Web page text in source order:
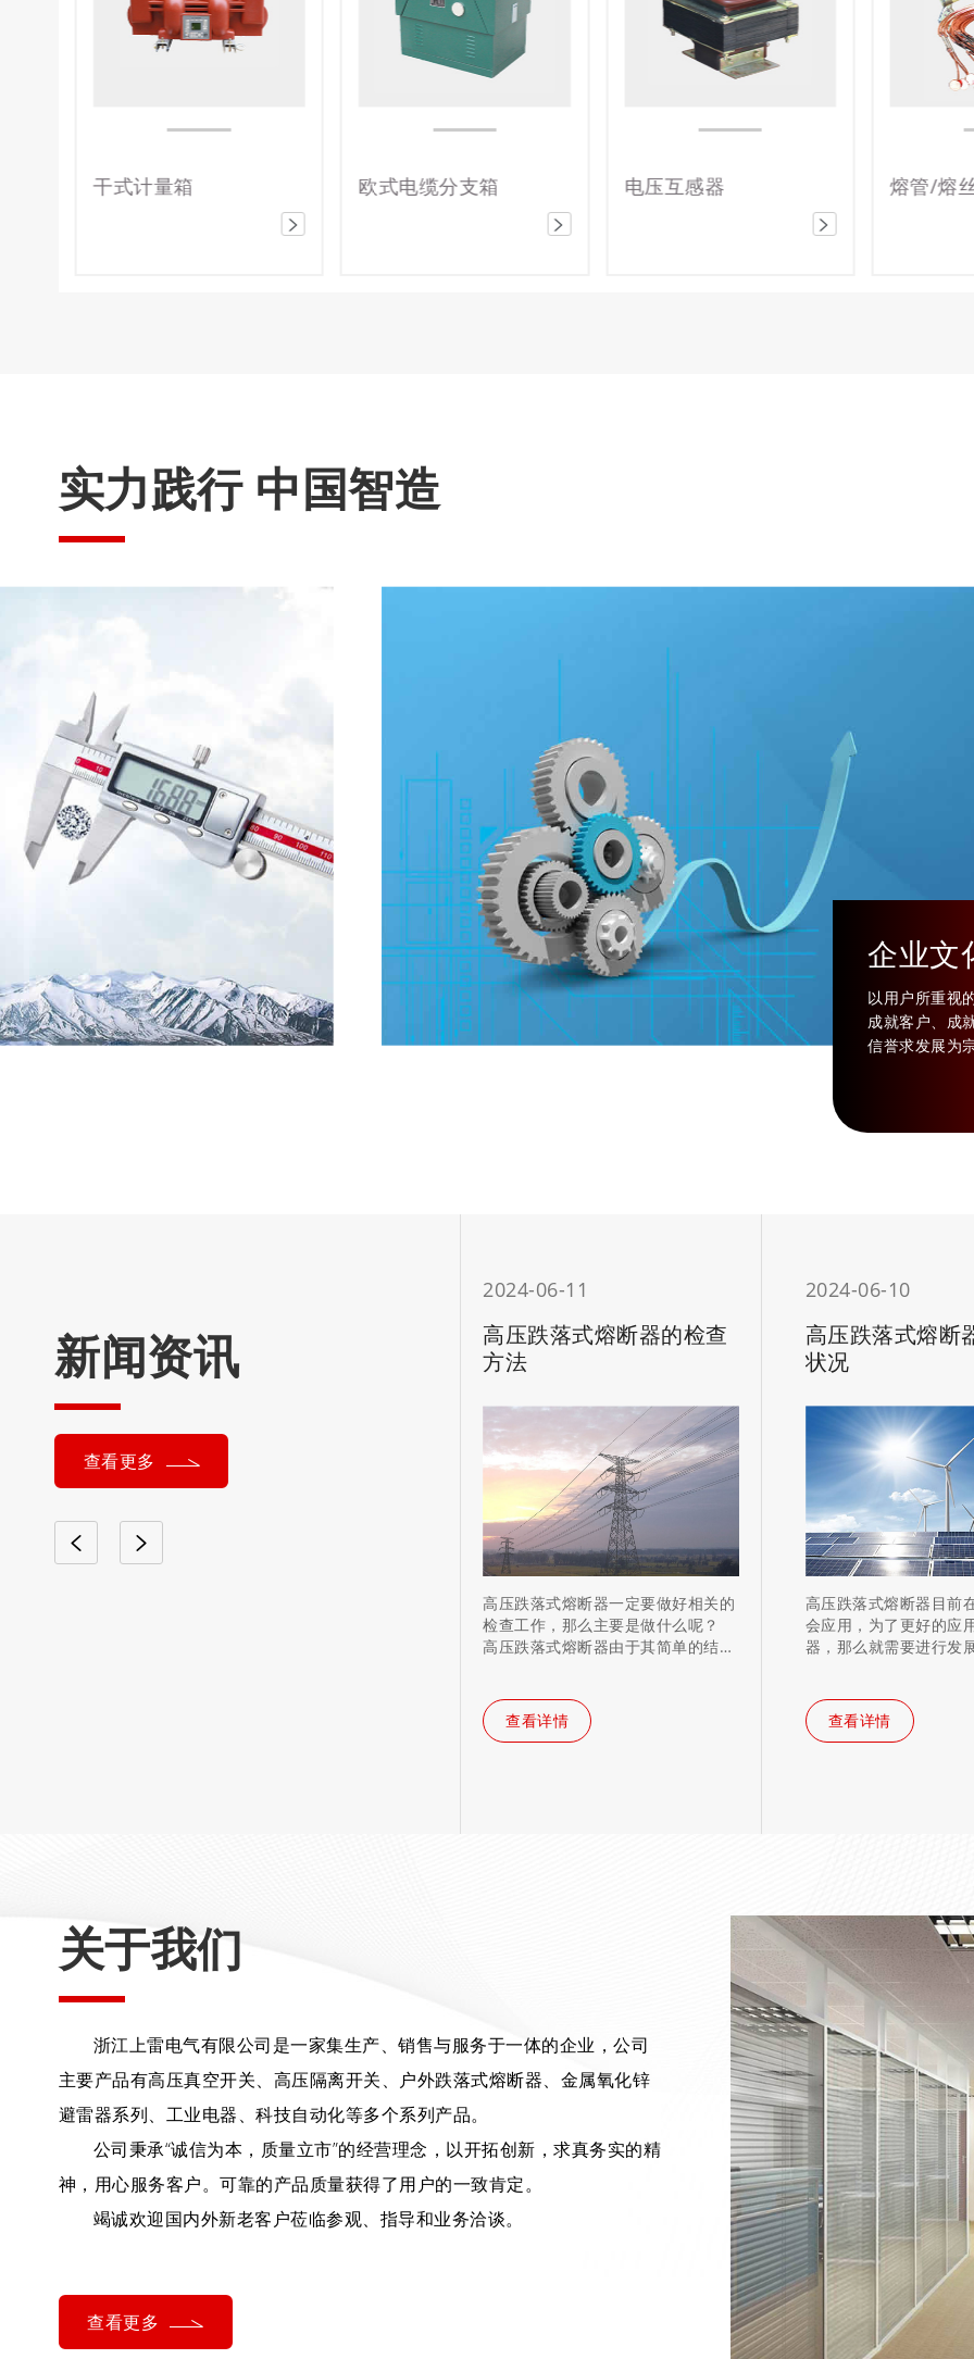
欧式电缆分支箱 电压互感器 熔管/熔丝 隔离开
实力践行 中国智造
合作服务
诚挚地感谢新老客户对我公司的关爱和支持，并热忱欢迎各
位到公司来叙旧话新，到公司来指导工作!
企业文
以用户所重视
成就客户、成
信誉求发展为
新闻资讯
查看更多
的应用
高压跌落式熔断器的环境
如何？
2024-06-11
高压跌落式熔断器的检查
方法
高压跌落式熔断器一定要做好相关的
检查工作，那么主要是做什么呢？
高压跌落式熔断器由于其简单的结
查看详情
2024-06-10
高压跌落式熔断
状况
高压跌落式熔断器目前
会应用，为了更好的应
器，那么就需要进行发
查看详情
关于我们
浙江上雷电气有限公司是一家集生产、销售与服务于一体的企业，公司
主要产品有高压真空开关、高压隔离开关、户外跌落式熔断器、金属氧化锌
避雷器系列、工业电器、科技自动化等多个系列产品。
公司秉承“诚信为本，质量立市”的经营理念，以开拓创新，求真务实的精
神，用心服务客户。可靠的产品质量获得了用户的一致肯定。
竭诚欢迎国内外新老客户莅临参观、指导和业务洽谈。
查看更多